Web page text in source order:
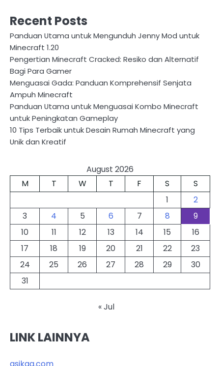
Recent Posts
Panduan Utama untuk Mengunduh Jenny Mod untuk
Minecraft 1.20
Pengertian Minecraft Cracked: Resiko dan Alternatif
Bagi Para Gamer
Menguasai Gada: Panduan Komprehensif Senjata
Ampuh Minecraft
Panduan Utama untuk Menguasai Kombo Minecraft
untuk Peningkatan Gameplay
10 Tips Terbaik untuk Desain Rumah Minecraft yang
Unik dan Kreatif
August 2026
M
T W T F S
S
1
2
3
4 5 6 7 8
9
10
11 12 13 14 15
16
17
18 19 20 21 22
23
24
25 26 27 28 29
30
31
« Jul
LINK LAINNYA
asikqq.com